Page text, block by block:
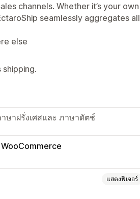
channels. Whether it’s your own
seamlessly aggregates all
else
ษาฝรั่งเศสและ ภาษาดัตช์
WooCommerce
แสดงฟีเจอร์